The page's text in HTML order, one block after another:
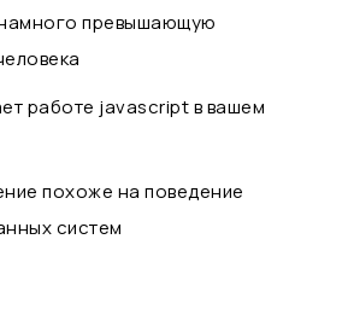
превышающую
работе javascript в вашем
похоже на поведение
систем